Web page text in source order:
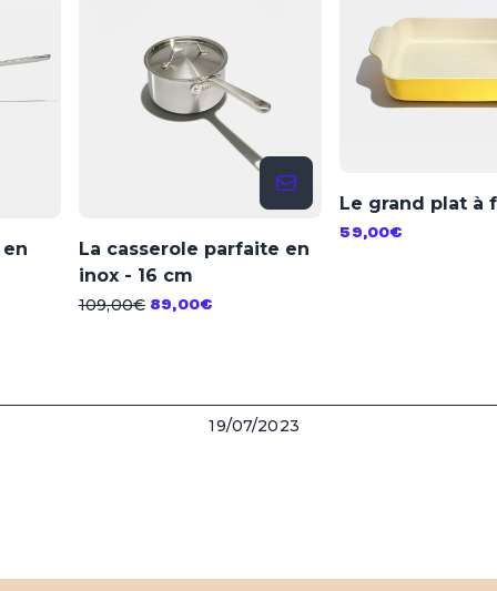
La casserole parfaite en
inox - 16 cm
109,00€ 89,00€
Le grand plat à
59,00€
19/07/2023